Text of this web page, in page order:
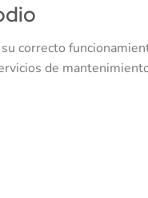
correcto
de